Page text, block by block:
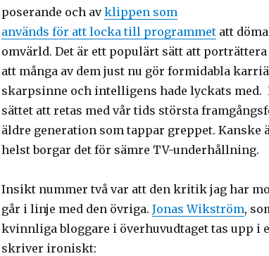
poserande och avklippen som
används för att locka till programmetatt
omvärld. Det är ett populärt sätt att
att många av dem just nu gör formidabla
skarpsinne och intelligens hade lyckats med.
sättet att retas med vår tids största
äldre generation som tappar greppet. Kanske
helst borgar det för sämre TV-underhållning.
Insikt nummer två var att den kritik jag har
går i linje med den övriga. Jonas Wikström,
kvinnliga bloggare i överhuvudtaget tas upp i
skriver ironiskt: